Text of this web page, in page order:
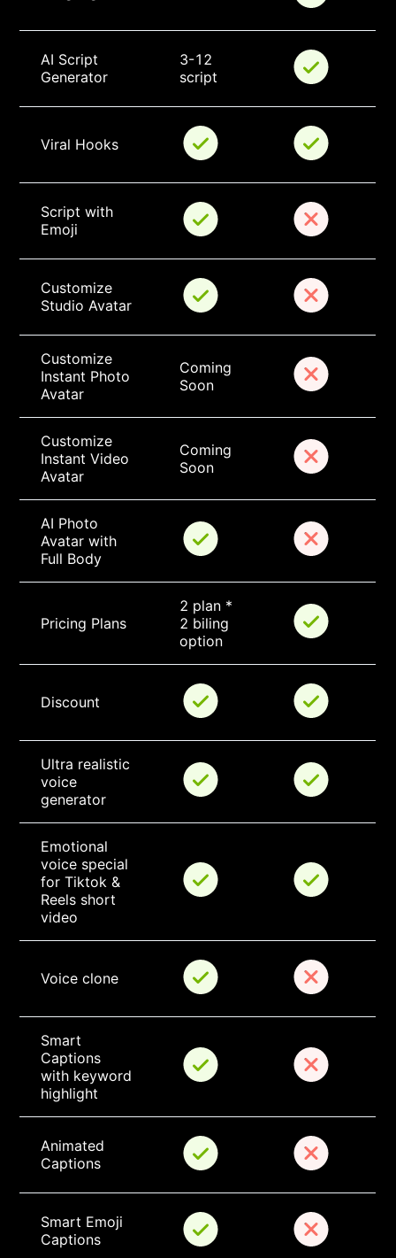
AI Script
Generator
3-12
script
Viral Hooks
Script with
Emoji
Customize
Studio Avatar
Customize
Instant Photo
Avatar
Coming
Soon
Customize
Instant Video
Avatar
Coming
Soon
AI Photo
Avatar with
Full Body
Pricing Plans
2 plan *
2 biling
option
Discount
Ultra realistic
voice
generator
Emotional
voice special
for Tiktok &
Reels short
video
Voice clone
Smart
Captions
with keyword
highlight
Animated
Captions
Smart Emoji
Captions